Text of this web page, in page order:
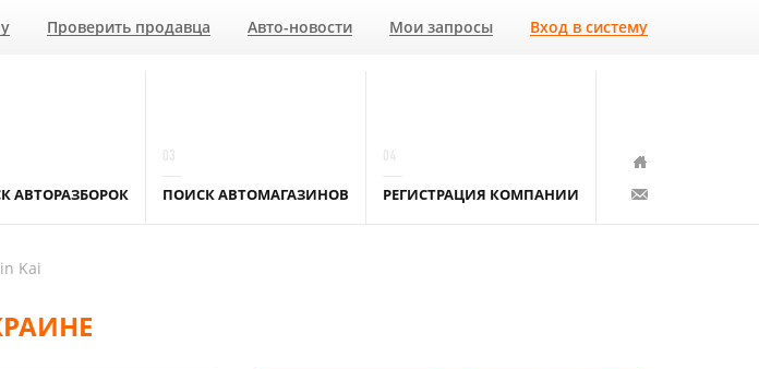
Проверить продавца Авто-новости Мои запросы Вход в систему
АВТОРАЗБОРОК ПОИСК АВТОМАГАЗИНОВ РЕГИСТРАЦИЯ КОМПАНИИ
Kai